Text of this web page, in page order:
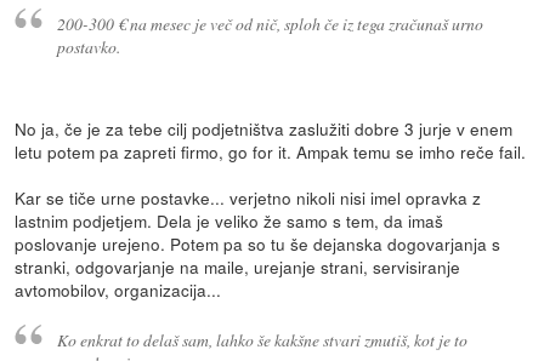
200-300 € na mesec je več od nič, sploh če iz tega zračunaš urno
postavko.
No ja, če je za tebe cilj podjetništva zaslužiti dobre 3 jurje v enem
letu potem pa zapreti firmo, go for it. Ampak temu se imho reče fail.
Kar se tiče urne postavke... verjetno nikoli nisi imel opravka z
lastnim podjetjem. Dela je veliko že samo s tem, da imaš
poslovanje urejeno. Potem pa so tu še dejanska dogovarjanja s
stranki, odgovarjanje na maile, urejanje strani, servisiranje
avtomobilov, organizacija...
Ko enkrat to delaš sam, lahko še kakšne stvari zmutiš, kot je to